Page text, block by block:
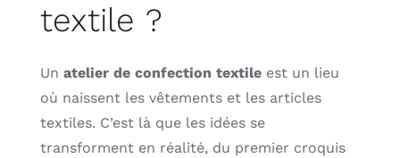
textile ?
Un atelier de confection textileest un lieu
où naissent les vêtements et les articles
textiles. C’est là que les idées se
transforment en réalité, du premier croquis